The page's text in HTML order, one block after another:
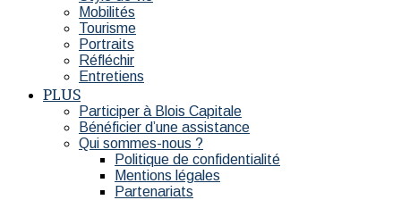
Mobilités
Tourisme
Portraits
Réfléchir
Entretiens
PLUS
Participer à Blois Capitale
Bénéficier d’une assistance
Qui sommes-nous ?
Politique de confidentialité
Mentions légales
Partenariats